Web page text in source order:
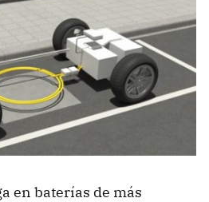
en baterías de más